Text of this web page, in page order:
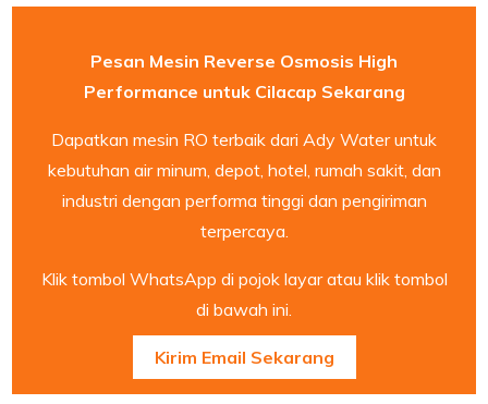
Pesan Mesin Reverse Osmosis High
Performance untuk Cilacap Sekarang
Dapatkan mesin RO terbaik dari Ady Water untuk
kebutuhan air minum, depot, hotel, rumah sakit, dan
industri dengan performa tinggi dan pengiriman
terpercaya.
Klik tombol WhatsApp di pojok layar atau klik tombol
di bawah ini.
Kirim Email Sekarang